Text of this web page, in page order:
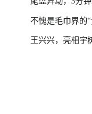
不愧是毛巾界的
王兴兴，亮相宇